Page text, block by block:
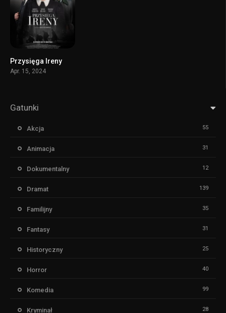
Przysięga Ireny
Apr. 15, 2024
Gatunki
Akcja 55
Animacja 31
Dokumentalny 12
Dramat 139
Familijny 35
Fantasy 31
Historyczny 25
Horror 40
Komedia 99
Kryminał 28